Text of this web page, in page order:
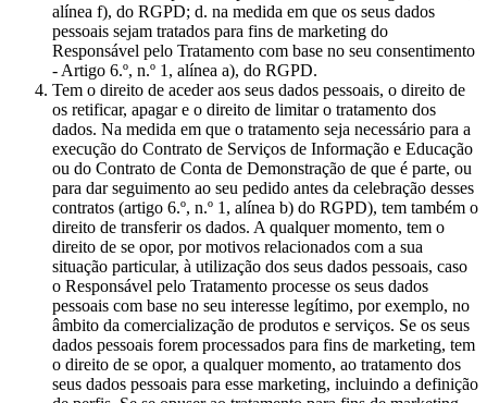
alínea f), do RGPD; d. na medida em que os seus dados
pessoais sejam tratados para fins de marketing do
Responsável pelo Tratamento com base no seu consentimento
- Artigo 6.º, n.º 1, alínea a), do RGPD.
Tem o direito de aceder aos seus dados pessoais, o direito de
os retificar, apagar e o direito de limitar o tratamento dos
dados. Na medida em que o tratamento seja necessário para a
execução do Contrato de Serviços de Informação e Educação
ou do Contrato de Conta de Demonstração de que é parte, ou
para dar seguimento ao seu pedido antes da celebração desses
contratos (artigo 6.º, n.º 1, alínea b) do RGPD), tem também o
direito de transferir os dados. A qualquer momento, tem o
direito de se opor, por motivos relacionados com a sua
situação particular, à utilização dos seus dados pessoais, caso
o Responsável pelo Tratamento processe os seus dados
pessoais com base no seu interesse legítimo, por exemplo, no
âmbito da comercialização de produtos e serviços. Se os seus
dados pessoais forem processados para fins de marketing, tem
o direito de se opor, a qualquer momento, ao tratamento dos
seus dados pessoais para esse marketing, incluindo a definição